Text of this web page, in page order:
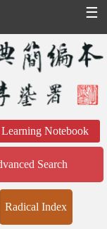
☰
Learning Notebook
Search
Radical Index